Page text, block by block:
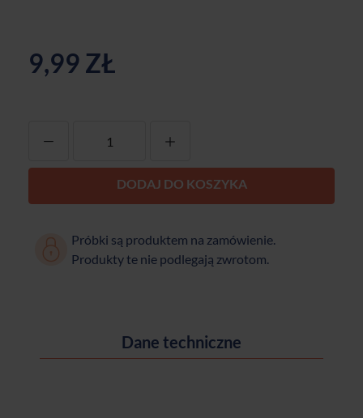
9,99 ZŁ
DODAJ DO KOSZYKA
Próbki są produktem na zamówienie.
Produkty te nie podlegają zwrotom.
Dane techniczne